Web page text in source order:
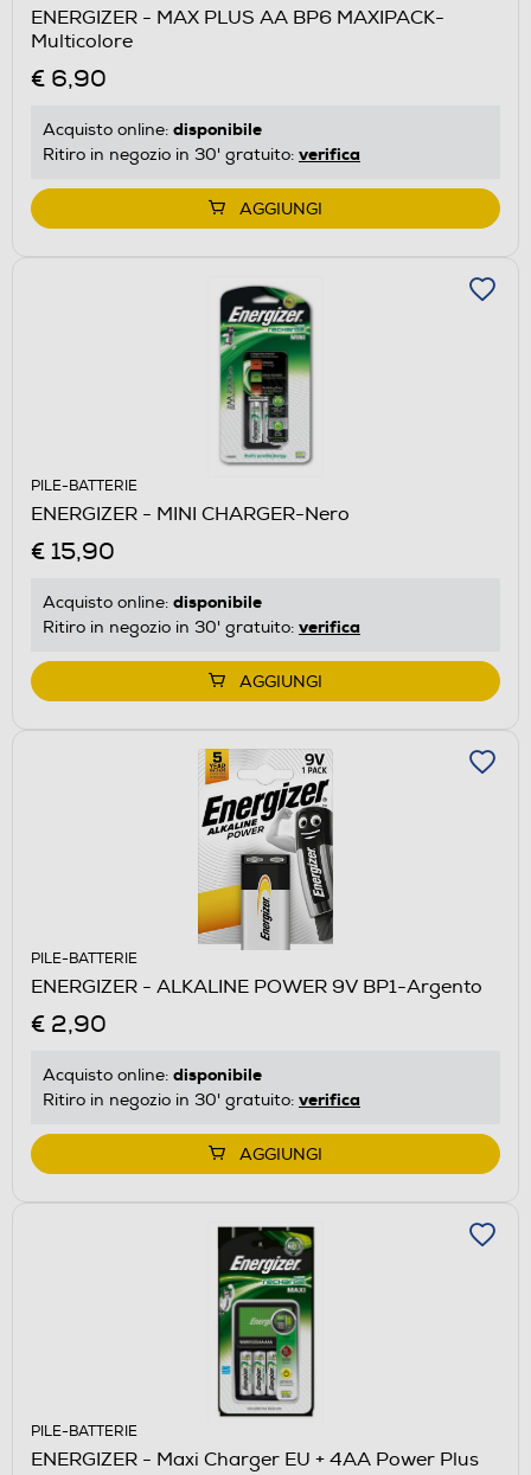
ENERGIZER - MAX PLUS AA BP6 MAXIPACK-
Multicolore
€ 6,90
Acquisto online: disponibile
Ritiro in negozio in 30' gratuito: verifica
AGGIUNGI
PILE-BATTERIE
ENERGIZER - MINI CHARGER-Nero
€ 15,90
Acquisto online: disponibile
Ritiro in negozio in 30' gratuito: verifica
AGGIUNGI
PILE-BATTERIE
ENERGIZER - ALKALINE POWER 9V BP1-Argento
€ 2,90
Acquisto online: disponibile
Ritiro in negozio in 30' gratuito: verifica
AGGIUNGI
PILE-BATTERIE
ENERGIZER - Maxi Charger EU + 4AA Power Plus